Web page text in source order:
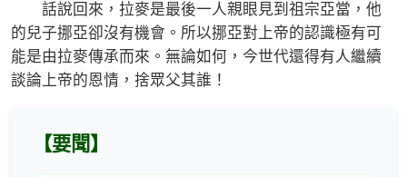
話說回來，拉麥是最後一人親眼見到祖宗亞當，他
的兒子挪亞卻沒有機會。所以挪亞對上帝的認識極有可
能是由拉麥傳承而來。無論如何，今世代還得有人繼續
談論上帝的恩情，捨眾父其誰！
【要聞】